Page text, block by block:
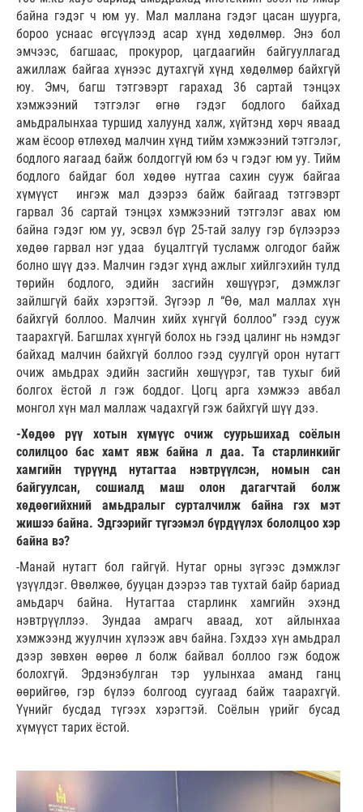
байна гэдэг ч юм уу. Мал маллана гэдэг цасан шуурга,
бороо уснаас өгсүүлээд асар хүнд хөдөлмөр. Энэ бол
эмчээс, багшаас, прокурор, цагдаагийн байгууллагад
ажиллаж байгаа хүнээс дутахгүй хүнд хөдөлмөр байхгүй
юу. Эмч, багш тэтгэвэрт гарахад 36 сартай тэнцэх
хэмжээний тэтгэлэг өгнө гэдэг бодлого байхад
амьдралынхаа туршид халуунд халж, хүйтэнд хөрч яваад
жам ёсоор өтлөхөд малчин хүнд тийм хэмжээний тэтгэлэг,
бодлого яагаад байж болдоггүй юм бэ ч гэдэг юм уу. Тийм
бодлого байдаг бол хөдөө нутгаа сахин сууж байгаа
хүмүүст ингэж мал дээрээ байж байгаад тэтгэвэрт
гарвал 36 сартай тэнцэх хэмжээний тэтгэлэг авах юм
байна гэдэг юм уу, эсвэл бүр 25-тай залуу гэр бүлээрээ
хөдөө гарвал нэг удаа буцалтгүй тусламж олгодог байж
болно шүү дээ. Малчин гэдэг хүнд ажлыг хийлгэхийн тулд
төрийн бодлого, эдийн засгийн хөшүүрэг, дэмжлэг
зайлшгүй байх хэрэгтэй. Зүгээр л “Өө, мал маллах хүн
байхгүй боллоо. Малчин хийх хүнгүй боллоо” гээд сууж
таарахгүй. Багшлах хүнгүй болох нь гээд цалинг нь нэмдэг
байхад малчин байхгүй боллоо гээд суулгүй орон нутагт
очиж амьдрах эдийн засгийн хөшүүрэг, тав тухыг бий
болгох ёстой л гэж боддог. Цогц арга хэмжээ авбал
монгол хүн мал маллаж чадахгүй гэж байхгүй шүү дээ.
-Хөдөө рүү хотын хүмүүс очиж суурьшихад соёлын
солилцоо бас хамт явж байна л даа. Та старлинкийг
хамгийн түрүүнд нутагтаа нэвтрүүлсэн, номын сан
байгуулсан, сошиалд маш олон дагагчтай болж
хөдөөгийхний амьдралыг сурталчилж байна гэх мэт
жишээ байна. Эдгээрийг түгээмэл бүрдүүлэх бололцоо хэр
байна вэ?
-Манай нутагт бол гайгүй. Нутаг орны зүгээс дэмжлэг
үзүүлдэг. Өвөлжөө, бууцан дээрээ тав тухтай байр бариад
амьдарч байна. Нутагтаа старлинк хамгийн эхэнд
нэвтрүүллээ. Зундаа амрагч аваад, хот айлынхаа
хэмжээнд жуулчин хүлээж авч байна. Гэхдээ хүн амьдрал
дээр зөвхөн өөрөө л болж байвал боллоо гэж бодож
болохгүй. Эрдэнэбулган тэр уулынхаа аманд ганц
өөрийгөө, гэр бүлээ болгоод суугаад байж таарахгүй.
Үүнийг бусдад түгээх хэрэгтэй. Соёлын үрийг бусад
хүмүүст тарих ёстой.